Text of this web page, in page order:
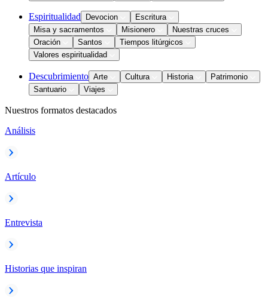
Espiritualidad Devocion
Escritura
Misa y sacramentos
Misionero
Nuestras cruces
Oración
Santos
Tiempos litúrgicos
Valores espiritualidad
Descubrimiento Arte Cultura Historia
Patrimonio
Santuario
Viajes
Nuestros formatos destacados
Análisis
Artículo
Entrevista
Historias que inspiran